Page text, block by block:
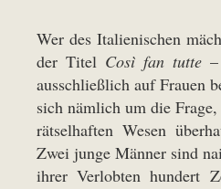
Wer des Italienischen
der Titel Così fan tutte–
ausschließlich auf Frauen
sich nämlich um die
rätselhaften Wesen
Zwei junge Männer sind
ihrer Verlobten hundert